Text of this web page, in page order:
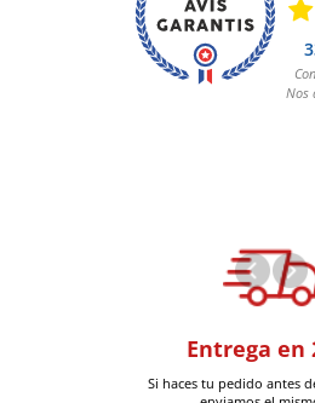
Entrega en
Si haces tu pedido antes